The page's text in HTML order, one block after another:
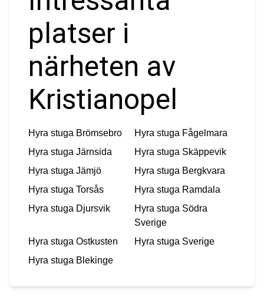
platser i
närheten av
Kristianopel
Hyra stuga Brömsebro Hyra stuga Fågelmara
Hyra stuga Järnsida Hyra stuga Skäppevik
Hyra stuga Jämjö Hyra stuga Bergkvara
Hyra stuga Torsås Hyra stuga Ramdala
Hyra stuga Djursvik Hyra stuga Södra
Sverige
Hyra stuga Ostkusten Hyra stuga Sverige
Hyra stuga Blekinge